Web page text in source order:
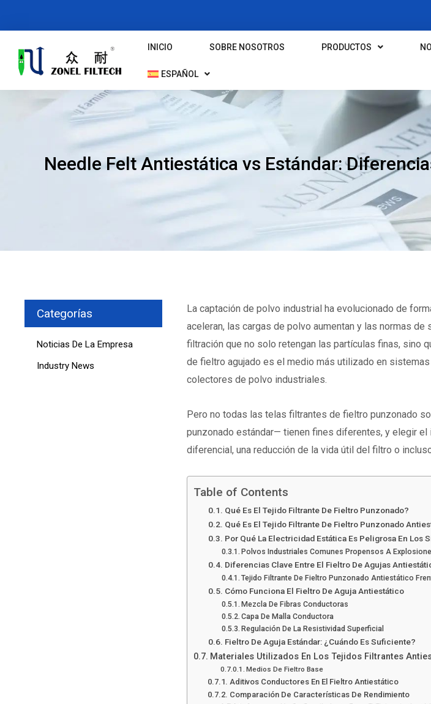
Contenido
INICIO SOBRE NOSOTROS PRODUCTOS
ESPAÑOL
Needle Felt Antiestática vs Estándar:
Categorías
Noticias De La Empresa
Industry News
La captación de polvo industrial ha evolucionado de
aceleran, las cargas de polvo aumentan y las normas
filtración que no solo retengan las partículas finas, sino
de fieltro agujado es el medio más utilizado en
colectores de polvo industriales.
Pero no todas las telas filtrantes de fieltro punzonado
punzonado estándar— tienen fines diferentes, y elegir
diferencial, una reducción de la vida útil del filtro o
Table of Contents
Qué Es El Tejido Filtrante De Fieltro Punzonado?
Qué Es El Tejido Filtrante De Fieltro Punzonado
Por Qué La Electricidad Estática Es Peligrosa En Los
Polvos Industriales Comunes Propensos A
Diferencias Clave Entre El Fieltro De Agujas
Tejido Filtrante De Fieltro Punzonado Antiestático
Cómo Funciona El Fieltro De Aguja Antiestático
Mezcla De Fibras Conductoras
Capa De Malla Conductora
Regulación De La Resistividad Superficial
Fieltro De Aguja Estándar: ¿cuándo Es Suficiente?
Materiales Utilizados En Los Tejidos Filtrantes
Medios De Fieltro Base
Aditivos Conductores En El Fieltro Antiestático
Comparación De Características De Rendimiento